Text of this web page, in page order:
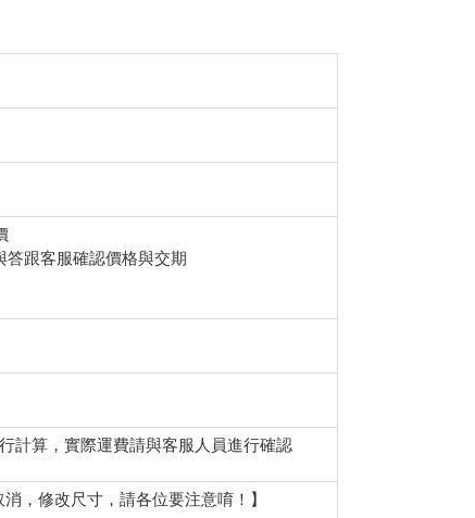
跟客服確認價格與交期
計算，實際運費請與客服人員進行確認
，修改尺寸，請各位要注意唷！】